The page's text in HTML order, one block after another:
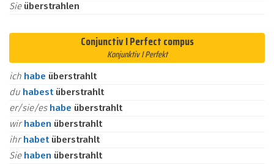
Sie überstrahlen
Conjunctiv I Perfect compus
Konjunktiv I Perfekt
ich habe überstrahlt
du habest überstrahlt
er/sie/es habe überstrahlt
wirhaben überstrahlt
ihrhabet überstrahlt
Sie haben überstrahlt